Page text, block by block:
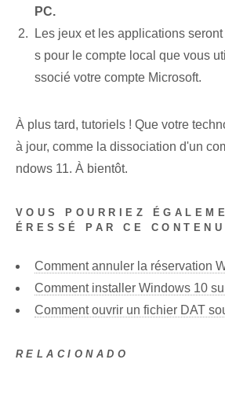
PC.
Les jeux et les applications
s pour le compte local que vous
ssocié votre compte Microsoft.
À plus tard, tutoriels ! Que votre
à jour, comme la dissociation d'un
ndows 11. À bientôt.
VOUS POURRIEZ
ÉRESSÉ PAR CE
Comment annuler la réservation
Comment installer Windows 10
Comment ouvrir un fichier DAT
RELACIONADO